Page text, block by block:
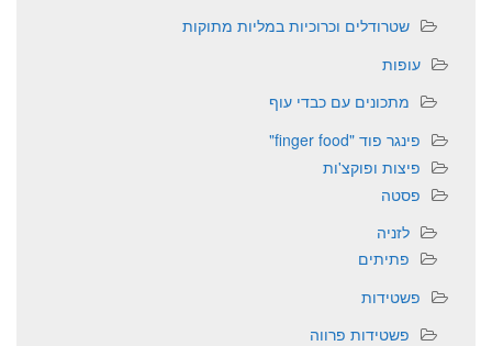
שטרודלים וכרוכיות במליות מתוקות
עופות
מתכונים עם כבדי עוף
פינגר פוד "finger food"
פיצות ופוקצ'ות
פסטה
לזניה
פתיתים
פשטידות
פשטידות פרווה